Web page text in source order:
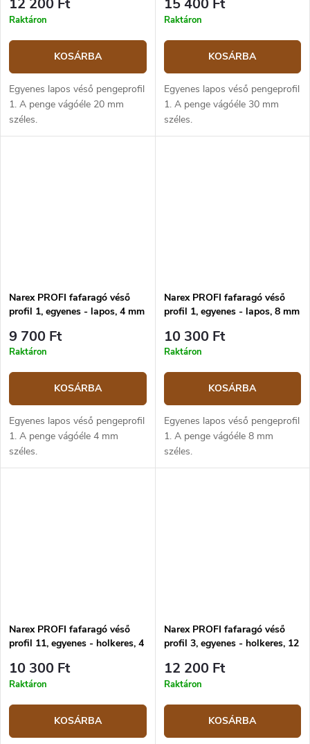
12 200 Ft
Raktáron
KOSÁRBA
Egyenes lapos véső pengeprofil
1. A penge vágóéle 20 mm
széles.
15 400 Ft
Raktáron
KOSÁRBA
Egyenes lapos véső pengeprofil
1. A penge vágóéle 30 mm
széles.
Narex PROFI fafaragó véső
profil 1, egyenes - lapos, 4 mm
9 700 Ft
Raktáron
KOSÁRBA
Egyenes lapos véső pengeprofil
1. A penge vágóéle 4 mm
széles.
Narex PROFI fafaragó véső
profil 1, egyenes - lapos, 8 mm
10 300 Ft
Raktáron
KOSÁRBA
Egyenes lapos véső pengeprofil
1. A penge vágóéle 8 mm
széles.
Narex PROFI fafaragó véső
profil 11, egyenes - holkeres, 4
10 300 Ft
Raktáron
KOSÁRBA
Narex PROFI fafaragó véső
profil 3, egyenes - holkeres, 12
12 200 Ft
Raktáron
KOSÁRBA